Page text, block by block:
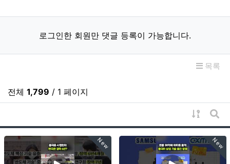
로그인한 회원만 댓글 등록이 가능합니다.
목록
전체 1,799 / 1 페이지
게시물
게
New New